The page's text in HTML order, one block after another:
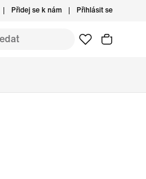
Přidej se k nám Přihlásit se